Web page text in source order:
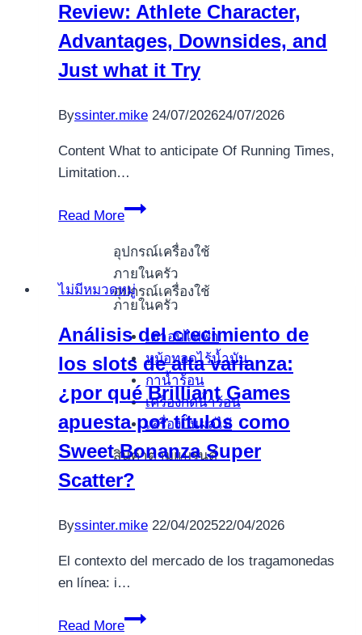
อุปกรณ์เครื่องใช้
ภายในครัว
อุปกรณ์เครื่องใช้
ภายในครัว
เตาอบไฟฟ้า
หม้อทอดไร้น้ำมัน
กาน้ำร้อน
เครื่องกดน้ำร้อน
เครื่องปั่นผลไม้
สินค้าตามแบรนด์
Review: Athlete Character,
Advantages, Downsides, and
Just what it Try
Byssinter.mike 24/07/202624/07/2026
Content What to anticipate Of Running Times,
Limitation…
Read More
Family
Enjoyable
Review:
Athlete
Advantages,
Downsides,
and
Just
what
it
Try
ไม่มีหมวดหมู่
Análisis del crecimiento de
los slots de alta varianza:
¿por qué Brilliant Games
apuesta por títulos como
Sweet Bonanza Super
Scatter?
Byssinter.mike 22/04/202522/04/2026
El contexto del mercado de los tragamonedas
en línea: i…
Read More
Análisis